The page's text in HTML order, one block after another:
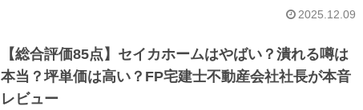
2025.12.09
【総合評価85点】セイカホームはやばい？潰れる噂は
本当？坪単価は高い？FP宅建士不動産会社社長が本音
レビュー